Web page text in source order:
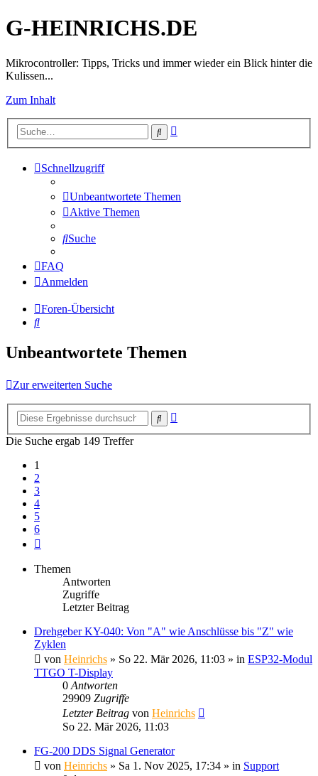
G-HEINRICHS.DE
Mikrocontroller: Tipps, Tricks und immer wieder ein Blick hinter die
Kulissen...
Zum Inhalt
Suche
Schnellzugriff
Unbeantwortete Themen
Aktive Themen
Suche
FAQ
Anmelden
Foren-Übersicht
Suche
Unbeantwortete Themen
Zur erweiterten Suche
Suche
Die Suche ergab 149 Treffer
1
2
3
4
5
6
Themen
Antworten
Zugriffe
Letzter Beitrag
Drehgeber KY-040: Von "A" wie Anschlüsse bis "Z" wie
Zyklen
von Heinrichs » So 22. Mär 2026, 11:03 » in ESP32-Modul
TTGO T-Display
0 Antworten
29909 Zugriffe
Letzter Beitrag von Heinrichs
So 22. Mär 2026, 11:03
FG-200 DDS Signal Generator
von Heinrichs » Sa 1. Nov 2025, 17:34 » in Support